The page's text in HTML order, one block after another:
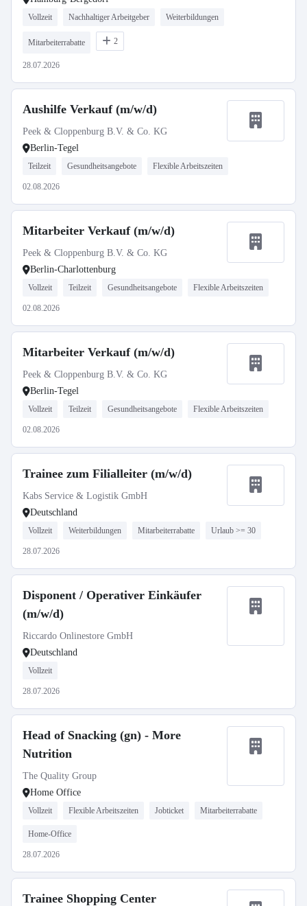
Vollzeit Nachhaltiger Arbeitgeber Weiterbildungen
Mitarbeiterrabatte 2
28.07.2026
Aushilfe Verkauf (m/w/d)
Peek & Cloppenburg B.V. & Co. KG
Berlin-Tegel
Teilzeit Gesundheitsangebote Flexible Arbeitszeiten
02.08.2026
Mitarbeiter Verkauf (m/w/d)
Peek & Cloppenburg B.V. & Co. KG
Berlin-Charlottenburg
Vollzeit Teilzeit Gesundheitsangebote Flexible Arbeitszeiten
02.08.2026
Mitarbeiter Verkauf (m/w/d)
Peek & Cloppenburg B.V. & Co. KG
Berlin-Tegel
Vollzeit Teilzeit Gesundheitsangebote Flexible Arbeitszeiten
02.08.2026
Trainee zum Filialleiter (m/w/d)
Kabs Service & Logistik GmbH
Deutschland
Vollzeit Weiterbildungen Mitarbeiterrabatte Urlaub >= 30
28.07.2026
Disponent / Operativer Einkäufer
(m/w/d)
Riccardo Onlinestore GmbH
Deutschland
Vollzeit
28.07.2026
Head of Snacking (gn) - More
Nutrition
The Quality Group
Home Office
Vollzeit Flexible Arbeitszeiten Jobticket Mitarbeiterrabatte
Home-Office
28.07.2026
Trainee Shopping Center